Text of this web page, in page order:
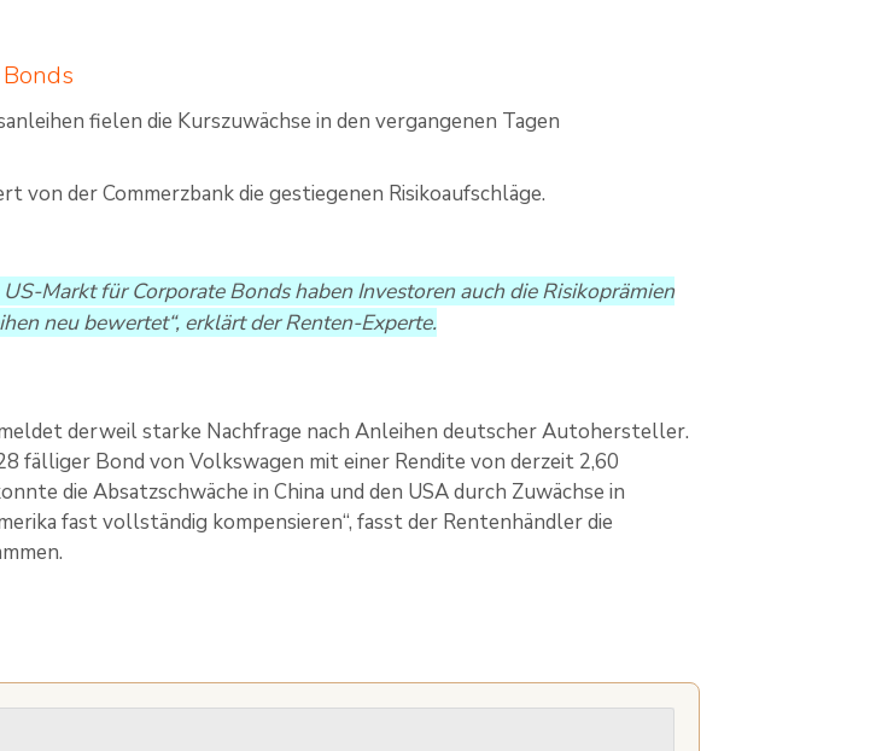
fielen die Kurszuwächse in den vergangenen Tagen
von der Commerzbank die gestiegenen Risikoaufschläge.
Markt für Corporate Bonds haben Investoren auch die Risikoprämien
neu bewertet“, erklärt der Renten-Experte.
derweil starke Nachfrage nach Anleihen deutscher Autohersteller.
fälliger Bond von Volkswagen mit einer Rendite von derzeit 2,60
die Absatzschwäche in China und den USA durch Zuwächse in
fast vollständig kompensieren“, fasst der Rentenhändler die